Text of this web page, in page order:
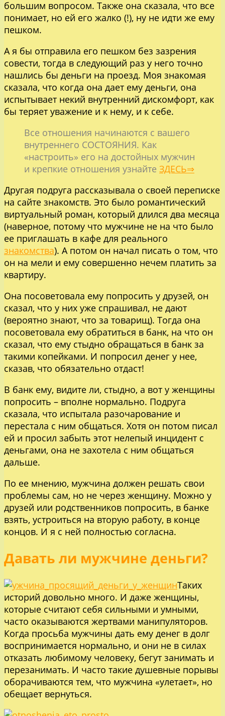
большим вопросом. Также она сказала, что все
понимает, но ей его жалко (!), ну не идти же ему
пешком.
А я бы отправила его пешком без зазрения
совести, тогда в следующий раз у него точно
нашлись бы деньги на проезд. Моя знакомая
сказала, что когда она дает ему деньги, она
испытывает некий внутренний дискомфорт, как
бы теряет уважение и к нему, и к себе.
Все отношения начинаются с вашего
внутреннего СОСТОЯНИЯ. Как
«настроить» его на достойных мужчин
и крепкие отношения узнайте ЗДЕСЬ⇒
Другая подруга рассказывала о своей переписке
на сайте знакомств. Это было романтический
виртуальный роман, который длился два месяца
(наверное, потому что мужчине не на что было
ее приглашать в кафе для реального
знакомства). А потом он начал писать о том, что
он на мели и ему совершенно нечем платить за
квартиру.
Она посоветовала ему попросить у друзей, он
сказал, что у них уже спрашивал, не дают
(вероятно знают, что за товарищ). Тогда она
посоветовала ему обратиться в банк, на что он
сказал, что ему стыдно обращаться в банк за
такими копейками. И попросил денег у нее,
сказав, что обязательно отдаст!
В банк ему, видите ли, стыдно, а вот у женщины
попросить – вполне нормально. Подруга
сказала, что испытала разочарование и
перестала с ним общаться. Хотя он потом писал
ей и просил забыть этот нелепый инцидент с
деньгами, она не захотела с ним общаться
дальше.
По ее мнению, мужчина должен решать свои
проблемы сам, но не через женщину. Можно у
друзей или родственников попросить, в банке
взять, устроиться на вторую работу, в конце
концов. И я с ней полностью согласна.
Давать ли мужчине деньги?
Таких
историй довольно много. И даже женщины,
которые считают себя сильными и умными,
часто оказываются жертвами манипуляторов.
Когда просьба мужчины дать ему денег в долг
воспринимается нормально, и они не в силах
отказать любимому человеку, бегут занимать и
перезанимать. И часто такие душевные порывы
оборачиваются тем, что мужчина «улетает», но
обещает вернуться.